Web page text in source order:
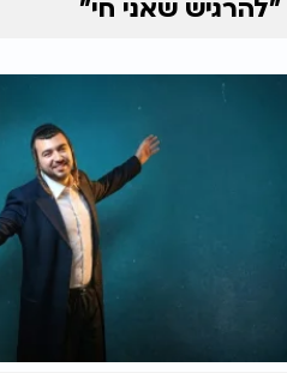
"להרגיש שאני חי"